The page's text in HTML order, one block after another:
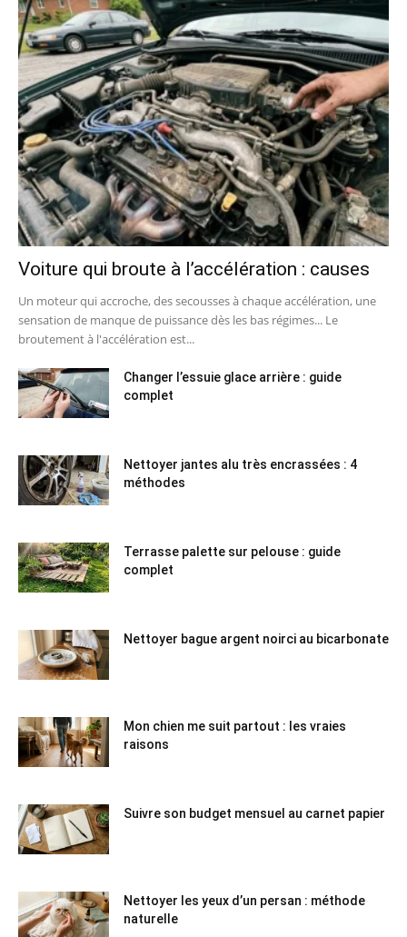
Voiture qui broute à l’accélération : causes
Un moteur qui accroche, des secousses à chaque accélération, une
sensation de manque de puissance dès les bas régimes... Le
broutement à l'accélération est...
Changer l’essuie glace arrière : guide
complet
Nettoyer jantes alu très encrassées : 4
méthodes
Terrasse palette sur pelouse : guide
complet
Nettoyer bague argent noirci au bicarbonate
Mon chien me suit partout : les vraies
raisons
Suivre son budget mensuel au carnet papier
Nettoyer les yeux d’un persan : méthode
naturelle